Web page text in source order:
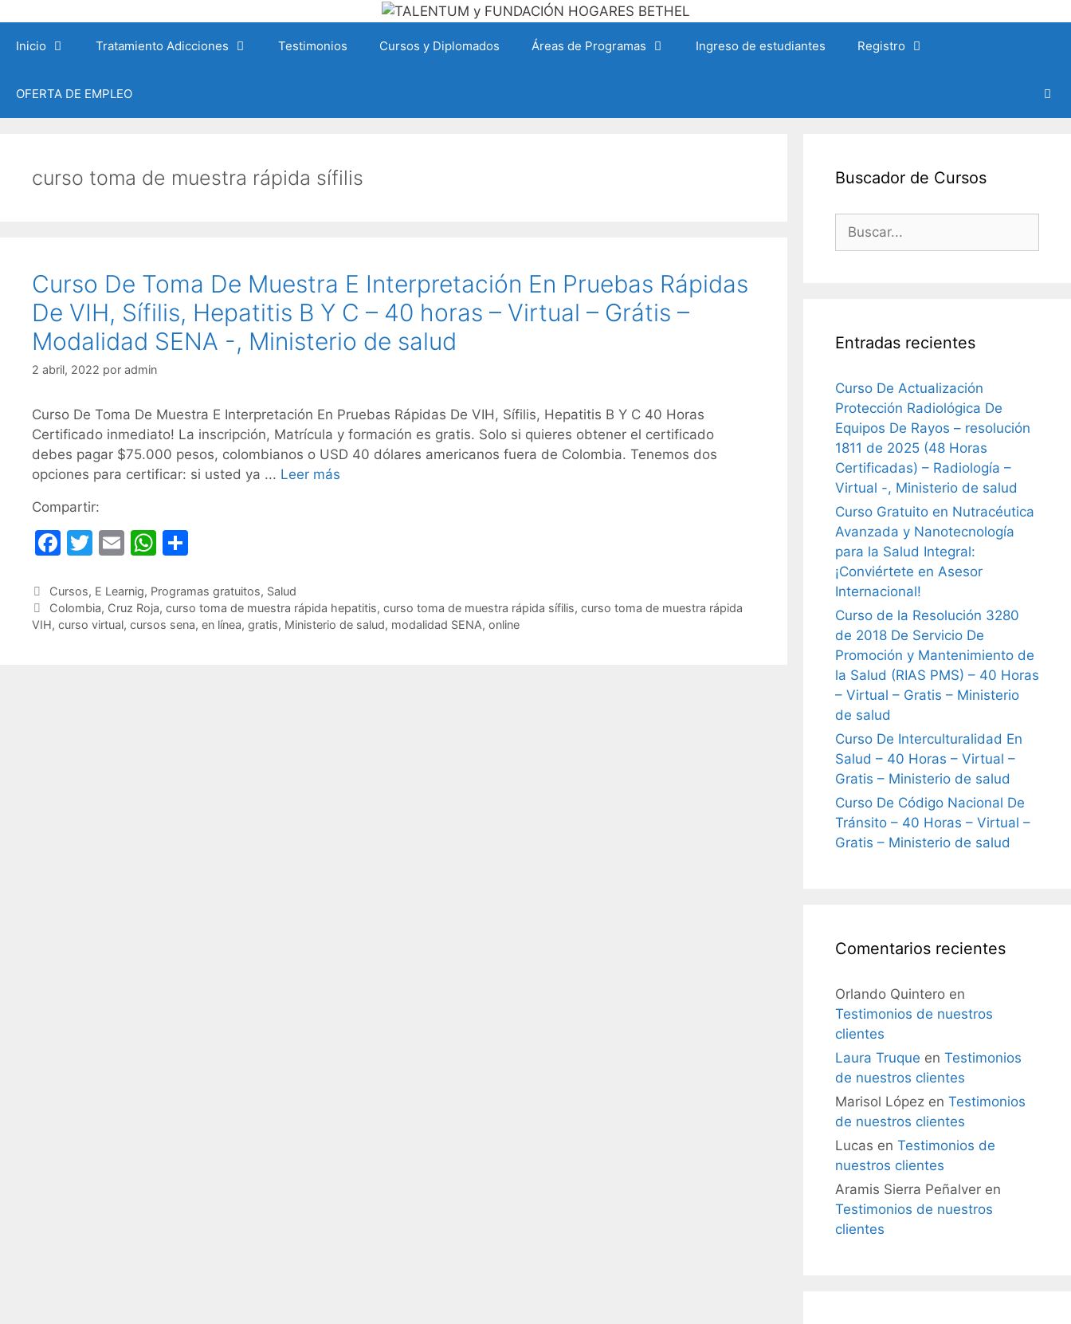
contenido
Inicio Tratamiento Adicciones Testimonios Cursos y Diplomados Áreas de Programas Ingreso de estudiantes Registro
OFERTA DE EMPLEO
curso toma de muestra rápida sífilis
Curso De Toma De Muestra E Interpretación En Pruebas Rápidas
De VIH, Sífilis, Hepatitis B Y C – 40 horas – Virtual – Grátis –
Modalidad SENA -, Ministerio de salud
2 abril, 2022 por admin
Curso De Toma De Muestra E Interpretación En Pruebas Rápidas De VIH, Sífilis, Hepatitis B Y C 40 Horas
Certificado inmediato! La inscripción, Matrícula y formación es gratis. Solo si quieres obtener el certificado
debes pagar $75.000 pesos, colombianos o USD 40 dólares americanos fuera de Colombia. Tenemos dos
opciones para certificar: si usted ya ... Leer más
Compartir:
F
c
e
T
itt
er
E
ai
l
W
at
s
m
p
Categorías
Cursos, E Learnig, Programas gratuitos, Salud
Etiquetas
Colombia, Cruz Roja, curso toma de muestra rápida hepatitis, curso toma de muestra rápida sífilis, curso toma de muestra rápida
VIH, curso virtual, cursos sena, en línea, gratis, Ministerio de salud, modalidad SENA, online
Buscador de Cursos
Entradas recientes
Curso De Actualización
Protección Radiológica De
Equipos De Rayos – resolución
1811 de 2025 (48 Horas
Certificadas) – Radiología –
Virtual -, Ministerio de salud
Curso Gratuito en Nutracéutica
Avanzada y Nanotecnología
para la Salud Integral:
¡Conviértete en Asesor
Internacional!
Curso de la Resolución 3280
de 2018 De Servicio De
Promoción y Mantenimiento de
la Salud (RIAS PMS) – 40 Horas
– Virtual – Gratis – Ministerio
de salud
Curso De Interculturalidad En
Salud – 40 Horas – Virtual –
Gratis – Ministerio de salud
Curso De Código Nacional De
Tránsito – 40 Horas – Virtual –
Gratis – Ministerio de salud
Comentarios recientes
Orlando Quintero en
Testimonios de nuestros
clientes
Laura Truque en Testimonios
de nuestros clientes
Marisol López en Testimonios
de nuestros clientes
Lucas en Testimonios de
nuestros clientes
Aramis Sierra Peñalver en
Testimonios de nuestros
clientes